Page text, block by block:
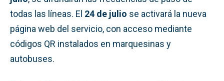
todas las líneas. El 24 de julio se activará la nueva
página web del servicio, con acceso mediante
códigos QR instalados en marquesinas y
autobuses.